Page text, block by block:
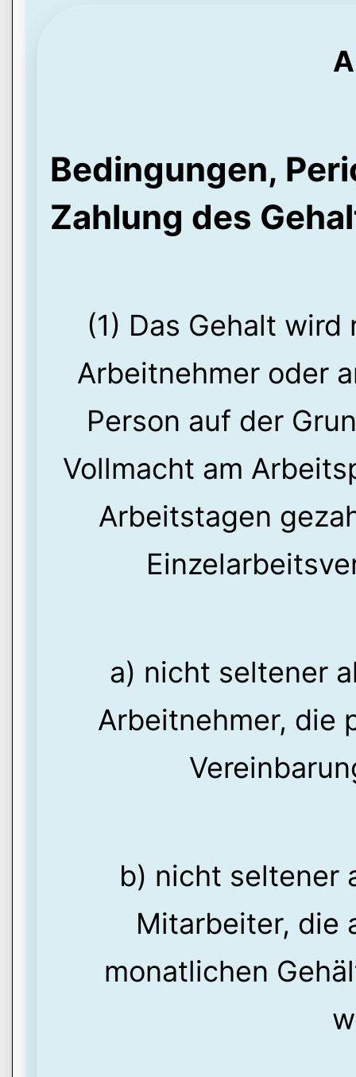
Bedingungen,
Zahlung des
(1) Das Gehalt
Arbeitnehmer oder
Person auf der
Vollmacht am
Arbeitstagen
a) nicht seltener
Arbeitnehmer, die
b) nicht seltener
Mitarbeiter, die
monatlichen